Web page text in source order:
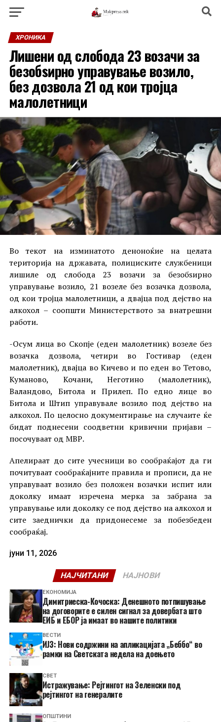
ХРОНИКА
Лишени од слобода 23 возачи за
безобѕирно управување возило,
без дозвола 21 од кои тројца
малолетници
Во текот на изминатото деноноќие на целата
територија на државата, полициските службеници
лишиле од слобода 23 возачи за безобѕирно
управување возило, 21 возеле без возачка дозвола,
од кои тројца малолетници, а двајца под дејство на
алкохол – соопшти Министерството за внатрешни
работи.
-Осум лица во Скопје (еден малолетник) возеле без
возачка дозвола, четири во Гостивар (еден
малолетник), двајца во Кичево и по еден во Тетово,
Куманово, Кочани, Неготино (малолетник),
Валандово, Битола и Прилеп. По едно лице во
Битола и Штип управувале возило под дејство на
алкохол. По целосно документирање на случаите ќе
бидат поднесени соодветни кривични пријави –
посочуваат од МВР.
Апелираат до сите учесници во сообраќајот да ги
почитуваат сообраќајните правила и прописи, да не
управуваат возило без положен возачки испит или
доколку имаат изречена мерка за забрана за
управување или доколку се под дејство на алкохол и
сите заеднички да придонесеме за побезбеден
сообраќај.
јуни 11, 2026
НАЈЧИТАНИ НАЈНОВИ
ЕКОНОМИЈА
Димитриеска-Кочоска: Денешното потпишување
на договорите е силен сигнал за довербата што
ЕИБ и ЕБОР ја имаат во нашите политики
ВЕСТИ
ИЈЗ: Нови содржини на апликацијата „Беббо“ во
рамки на Светската недела на доењето
СВЕТ
Истражување: Рејтингот на Зеленски под
рејтингот на генералите
ОПШТИНИ